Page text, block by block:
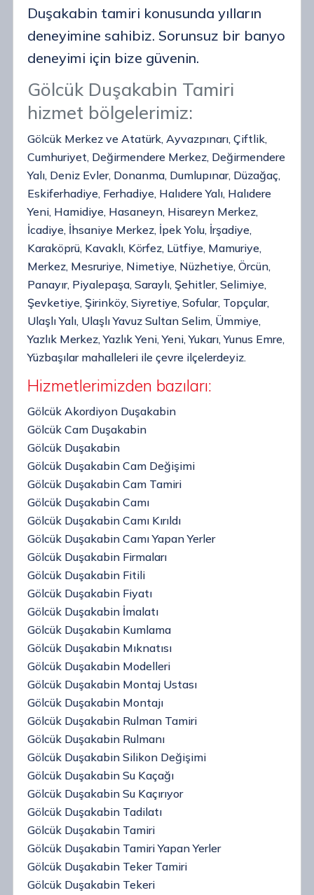
Duşakabin tamiri konusunda yılların
deneyimine sahibiz. Sorunsuz bir banyo
deneyimi için bize güvenin.
Gölcük Duşakabin Tamiri
hizmet bölgelerimiz:
Gölcük Merkez ve Atatürk, Ayvazpınarı, Çiftlik,
Cumhuriyet, Değirmendere Merkez, Değirmendere
Yalı, Deniz Evler, Donanma, Dumlupınar, Düzağaç,
Eskiferhadiye, Ferhadiye, Halıdere Yalı, Halıdere
Yeni, Hamidiye, Hasaneyn, Hisareyn Merkez,
İcadiye, İhsaniye Merkez, İpek Yolu, İrşadiye,
Karaköprü, Kavaklı, Körfez, Lütfiye, Mamuriye,
Merkez, Mesruriye, Nimetiye, Nüzhetiye, Örcün,
Panayır, Piyalepaşa, Saraylı, Şehitler, Selimiye,
Şevketiye, Şirinköy, Siyretiye, Sofular, Topçular,
Ulaşlı Yalı, Ulaşlı Yavuz Sultan Selim, Ümmiye,
Yazlık Merkez, Yazlık Yeni, Yeni, Yukarı, Yunus Emre,
Yüzbaşılar mahalleleri ile çevre ilçelerdeyiz.
Hizmetlerimizden bazıları:
Gölcük Akordiyon Duşakabin
Gölcük Cam Duşakabin
Gölcük Duşakabin
Gölcük Duşakabin Cam Değişimi
Gölcük Duşakabin Cam Tamiri
Gölcük Duşakabin Camı
Gölcük Duşakabin Camı Kırıldı
Gölcük Duşakabin Camı Yapan Yerler
Gölcük Duşakabin Firmaları
Gölcük Duşakabin Fitili
Gölcük Duşakabin Fiyatı
Gölcük Duşakabin İmalatı
Gölcük Duşakabin Kumlama
Gölcük Duşakabin Mıknatısı
Gölcük Duşakabin Modelleri
Gölcük Duşakabin Montaj Ustası
Gölcük Duşakabin Montajı
Gölcük Duşakabin Rulman Tamiri
Gölcük Duşakabin Rulmanı
Gölcük Duşakabin Silikon Değişimi
Gölcük Duşakabin Su Kaçağı
Gölcük Duşakabin Su Kaçırıyor
Gölcük Duşakabin Tadilatı
Gölcük Duşakabin Tamiri
Gölcük Duşakabin Tamiri Yapan Yerler
Gölcük Duşakabin Teker Tamiri
Gölcük Duşakabin Tekeri